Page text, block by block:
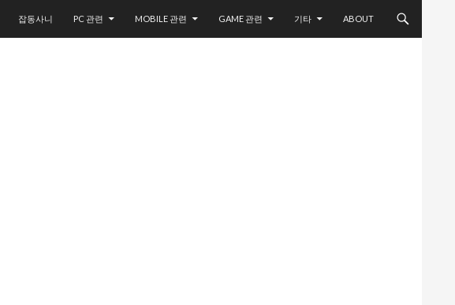
잡동사니 PC 관련 MOBILE 관련 GAME 관련 기타 ABOUT